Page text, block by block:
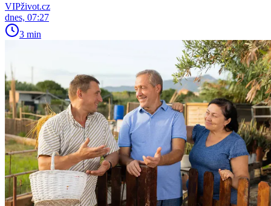
VIPživot.cz
dnes, 07:27
3 min